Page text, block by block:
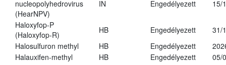
nucleopolyhedrovirus
(HearNPV)
IN Engedélyezett 15/
Haloxyfop-P
(Haloxyfop-R)
HB Engedélyezett
31/
Halosulfuron methyl
HB Engedélyezett
Halauxifen-methyl
HB Engedélyezett
05/